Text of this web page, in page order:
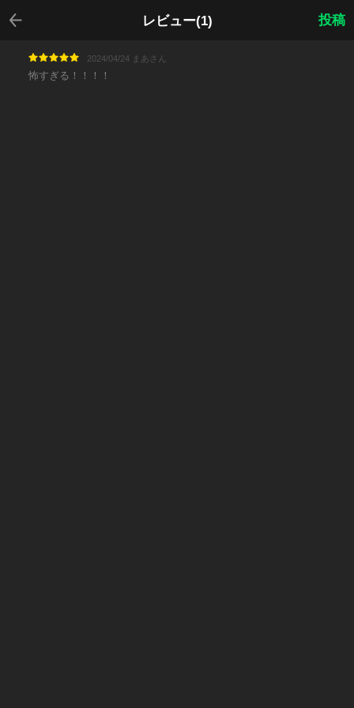
レビュー(1)
戻る
投稿
2024/04/24 まあさん
怖すぎる！！！！